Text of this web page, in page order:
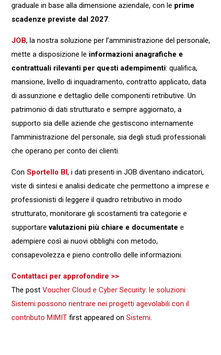
graduale in base alla dimensione aziendale, con le prime
scadenze previste dal 2027.
JOB, la nostra soluzione per l’amministrazione del personale,
mette a disposizione le informazioni anagrafiche e
contrattuali rilevanti per questi adempimenti: qualifica,
mansione, livello di inquadramento, contratto applicato, data
di assunzione e dettaglio delle componenti retributive. Un
patrimonio di dati strutturato e sempre aggiornato, a
supporto sia delle aziende che gestiscono internamente
l’amministrazione del personale, sia degli studi professionali
che operano per conto dei clienti.
Con Sportello BI, i dati presenti in JOB diventano indicatori,
viste di sintesi e analisi dedicate che permettono a imprese e
professionisti di leggere il quadro retributivo in modo
strutturato, monitorare gli scostamenti tra categorie e
supportarevalutazioni più chiare e documentate e
adempiere così ai nuovi obblighi con metodo,
consapevolezza e pieno controllo delle informazioni.
Contattaci per approfondire >>
The post Voucher Cloud e Cyber Security: le soluzioni
Sistemi possono rientrare nei progetti agevolabili con il
contributo MIMITfirst appeared on Sistemi